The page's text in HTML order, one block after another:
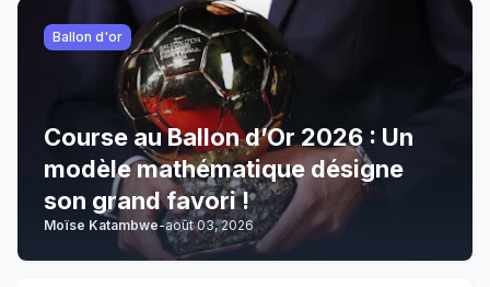
Ballon d'or
Course au Ballon d’Or 2026 : Un
modèle mathématique désigne
son grand favori !
Moïse Katambwe-août 03, 2026